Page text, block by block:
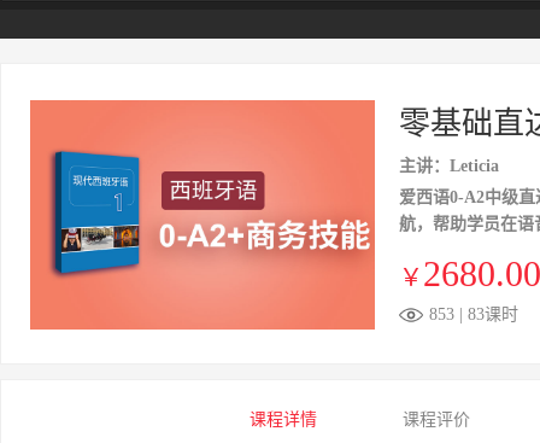
零基础直
主讲：Leticia
爱西语0-A2中级
航，帮助学员在语
￥ 2680.00
853 | 83课时
课程详情 课程评价